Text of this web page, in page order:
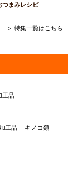
つまみレシピ
＞ 特集一覧はこちら
工品
工品
キノコ類